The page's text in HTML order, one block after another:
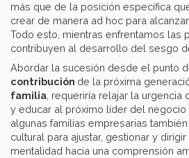
más que de la posición específica
crear de manera ad hoc para
Todo esto, mientras enfrentamos las
contribuyen al desarrollo del sesgo
Abordar la sucesión desde el punto
contribución de la próxima
familia , requeriría relajar la
y educar al próximo líder del negocio
algunas familias empresarias
cultural para ajustar, gestionar y
mentalidad hacia una comprensión